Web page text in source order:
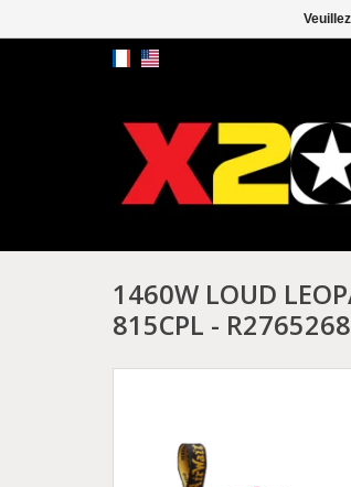
1460W LOUD
815CPL -